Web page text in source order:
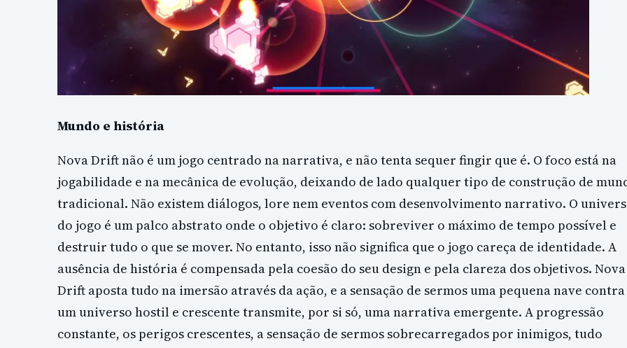
Mundo e história
Nova Drift não é um jogo centrado na narrativa, e não tenta sequer fingir que é. O foco está na
jogabilidade e na mecânica de evolução, deixando de lado qualquer tipo de construção de
tradicional. Não existem diálogos, lore nem eventos com desenvolvimento narrativo. O
do jogo é um palco abstrato onde o objetivo é claro: sobreviver o máximo de tempo possível e
destruir tudo o que se mover. No entanto, isso não significa que o jogo careça de identidade. A
ausência de história é compensada pela coesão do seu design e pela clareza dos objetivos. Nova
Drift aposta tudo na imersão através da ação, e a sensação de sermos uma pequena nave contra
um universo hostil e crescente transmite, por si só, uma narrativa emergente. A progressão
constante, os perigos crescentes, a sensação de sermos sobrecarregados por inimigos, tudo